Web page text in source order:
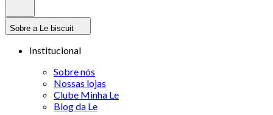
Sobre a Le biscuit
Institucional
Sobre nós
Nossas lojas
Clube Minha Le
Blog da Le